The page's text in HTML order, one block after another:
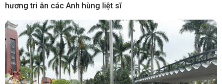
hương tri ân các Anh hùng liệt sĩ